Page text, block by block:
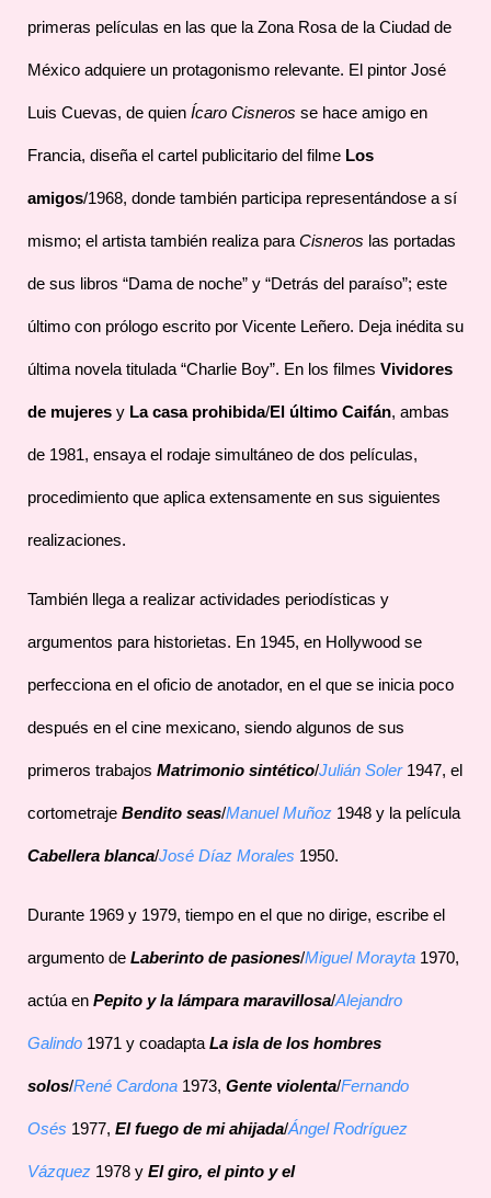
primeras películas en las que la Zona Rosa de la Ciudad de
México adquiere un protagonismo relevante. El pintor José
Luis Cuevas, de quien Ícaro Cisneros se hace amigo en
Francia, diseña el cartel publicitario del filme Los
amigos/1968, donde también participa representándose a sí
mismo; el artista también realiza para Cisneros las portadas
de sus libros “Dama de noche” y “Detrás del paraíso”; este
último con prólogo escrito por Vicente Leñero. Deja inédita su
última novela titulada “Charlie Boy”. En los filmes Vividores
de mujeres y La casa prohibida/El último Caifán, ambas
de 1981, ensaya el rodaje simultáneo de dos películas,
procedimiento que aplica extensamente en sus siguientes
realizaciones.
También llega a realizar actividades periodísticas y
argumentos para historietas. En 1945, en Hollywood se
perfecciona en el oficio de anotador, en el que se inicia poco
después en el cine mexicano, siendo algunos de sus
primeros trabajos Matrimonio sintético/Julián Soler1947, el
cortometraje Bendito seas/Manuel Muñoz 1948 y la película
Cabellera blanca/José Díaz Morales 1950.
Durante 1969 y 1979, tiempo en el que no dirige, escribe el
argumento de Laberinto de pasiones/Miguel Morayta 1970,
actúa en Pepito y la lámpara maravillosa/Alejandro
Galindo 1971 y coadapta La isla de los hombres
solos/René Cardona 1973, Gente violenta/Fernando
Osés 1977, El fuego de mi ahijada/Ángel Rodríguez
Vázquez 1978 y El giro, el pinto y el